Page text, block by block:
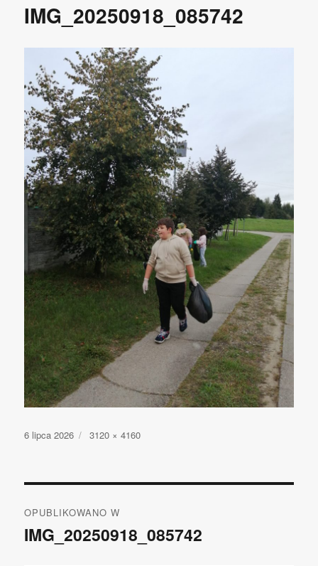
IMG_20250918_085742
Opublikowano
6 lipca 2026
Pełny
3120 × 4160
wpisu
OPUBLIKOWANO W
IMG_20250918_085742